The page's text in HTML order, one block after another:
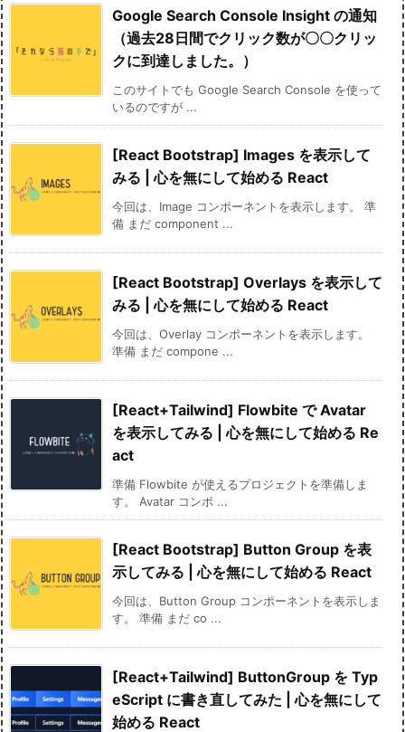
Google Search Console Insight の通知
（過去28日間でクリック数が〇〇クリッ
クに到達しました。）
このサイトでも Google Search Console を使って
いるのですが ...
[React Bootstrap] Images を表示して
みる | 心を無にして始める React
今回は、Image コンポーネントを表示します。 準
備 まだ component ...
[React Bootstrap] Overlays を表示して
みる | 心を無にして始める React
今回は、Overlay コンポーネントを表示します。
準備 まだ compone ...
[React+Tailwind] Flowbite で Avatar
を表示してみる | 心を無にして始める Re
act
準備 Flowbite が使えるプロジェクトを準備しま
す。 Avatar コンポ ...
[React Bootstrap] Button Group を表
示してみる | 心を無にして始める React
今回は、Button Group コンポーネントを表示しま
す。 準備 まだ co ...
[React+Tailwind] ButtonGroup を Typ
eScript に書き直してみた | 心を無にして
始める React